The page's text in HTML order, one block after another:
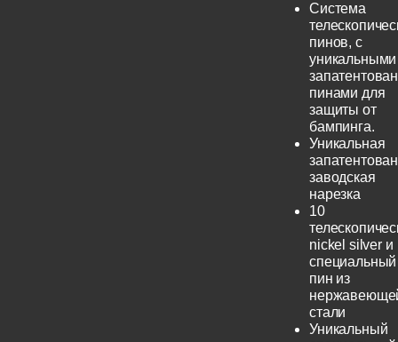
Система
пинов, с
уникальными
пинами для
защиты от
бампинга.
Уникальная
заводская
нарезка
10
nickel silver и
специальный
пин из
стали
Уникальный